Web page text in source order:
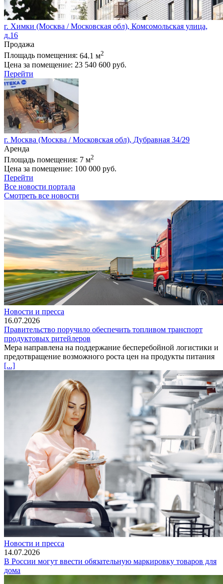
г. Химки (Москва / Московская обл), Комсомольская улица,
д.16
Продажа
Площадь помещения: 64.1 м2
Цена за помещение: 23 540 600 руб.
Перейти
г. Москва (Москва / Московская обл), Дубравная 34/29
Аренда
Площадь помещения: 7 м2
Цена за помещение: 100 000 руб.
Перейти
Все новости портала
Смотреть все новости
Новости и пресса
16.07.2026
Правительство поручило обеспечить топливом транспорт
продуктовых ритейлеров
Мера направлена на поддержание бесперебойной логистики и
предотвращение возможного роста цен на продукты питания
[...]
Новости и пресса
14.07.2026
В России могут ввести обязательную маркировку товаров для
дома